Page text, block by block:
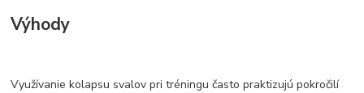
Výhody
Využívanie kolapsu svalov pri tréningu často praktizujú pokročilí